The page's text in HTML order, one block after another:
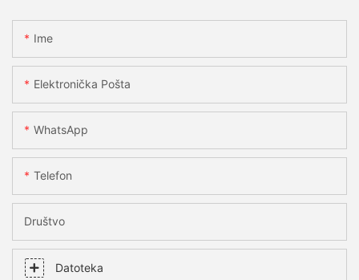
Ime
Elektronička Pošta
WhatsApp
Telefon
Društvo
Datoteka